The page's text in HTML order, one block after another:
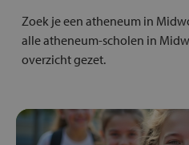
Zoek je een atheneum in
alle atheneum-scholen in
overzicht gezet.